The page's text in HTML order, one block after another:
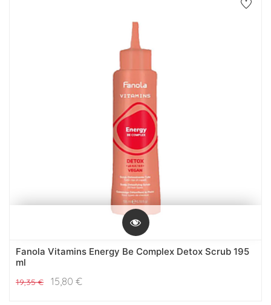
Fanola Vitamins Energy Be Complex Detox Scrub 195
ml
19,35€ 15,80 €